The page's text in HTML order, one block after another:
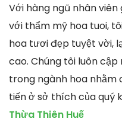
Với hàng ngũ nhân
với thẩm mỹ hoa tuoi,
hoa tươi đẹp tuyệt vời,
cao. Chúng tôi luôn
trong ngành hoa nhằm
tiến ở sở thích của quý
Thừa Thiên Huế